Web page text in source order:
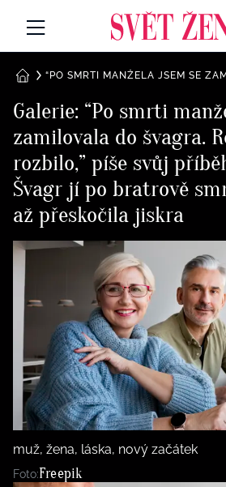
MÓDA A KRÁSA
CELEBRITY
Všechny kategorie
Rozhovory
RETROHUBKY
PSYCHOLOGIE
Všechny kategorie
Všechny kategorie
Životní styl
ZÁBAVA
Všechny kategorie
Testy a kvízy
BYDLENÍ
Všechny kategorie
Tvoření
Rady a tipy
BurdaMedia
Extra
SVĚT ŽENY -
SADA
DOMŮ
Galerie: “Po smrti
zamilovala do švagra.
rozbilo,” píše svůj
Švagr jí po bratrově
až přeskočila jiskra
muž, žena, láska, nový začátek
Foto:Freepik